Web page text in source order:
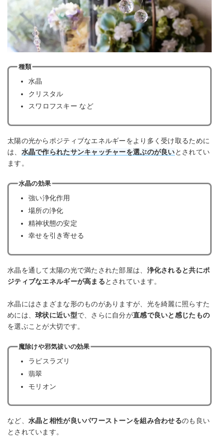
種類
水晶
クリスタル
スワロフスキー など
太陽の光からポジティブなエネルギーをより多く受け取るために
は、 水晶で作られたサンキャッチャーを選ぶのが良いとされてい
ます。
水晶の効果
強い浄化作用
場所の浄化
精神状態の安定
幸せを引き寄せる
水晶を通して太陽の光で満たされた部屋は、 浄化されると共にポ
ジティブなエネルギーが高まるとされています。
水晶にはさまざまな形のものがありますが、光を綺麗に照らすた
めには、球状に近い型で、さらに自分が直感で良いと感じたもの
を選ぶことが大切です。
魔除けや邪気祓いの効果
ラピスラズリ
翡翠
モリオン
など、 水晶と相性が良いパワーストーンを組み合わせるのも良い
とされています。